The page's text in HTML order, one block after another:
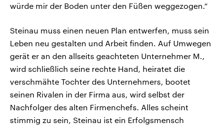
würde mir der Boden unter den Füßen weggezogen.“
Steinau muss einen neuen Plan entwerfen, muss sein
Leben neu gestalten und Arbeit finden. Auf Umwegen
gerät er an den allseits geachteten Unternehmer M.,
wird schließlich seine rechte Hand, heiratet die
verschmähte Tochter des Unternehmers, bootet
seinen Rivalen in der Firma aus, wird selbst der
Nachfolger des alten Firmenchefs. Alles scheint
stimmig zu sein, Steinau ist ein Erfolgsmensch